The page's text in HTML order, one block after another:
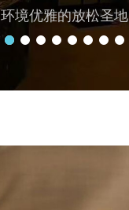
环境优雅的放松圣地